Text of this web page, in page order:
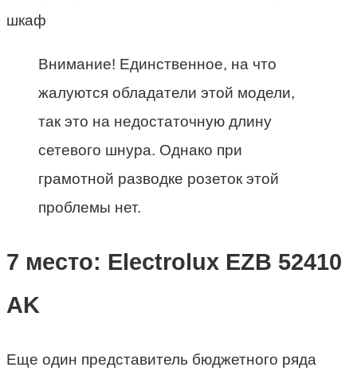
Внимание! Единственное, на что
жалуются обладатели этой модели,
так это на недостаточную длину
сетевого шнура. Однако при
грамотной разводке розеток этой
проблемы нет.
7 место: Electrolux EZB 52410
AK
Еще один представитель бюджетного ряда